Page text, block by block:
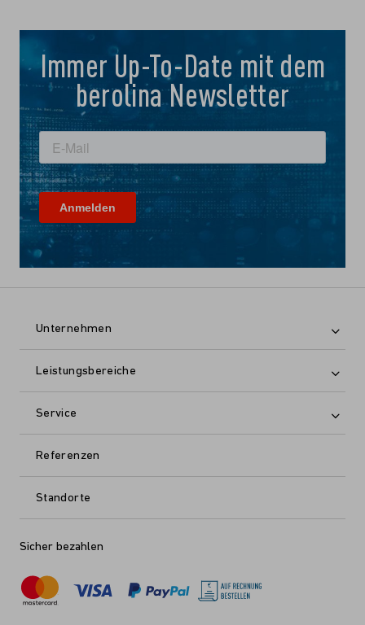
Immer Up-To-Date mit dem
berolina Newsletter
Unternehmen
Leistungsbereiche
Service
Referenzen
Standorte
Sicher bezahlen